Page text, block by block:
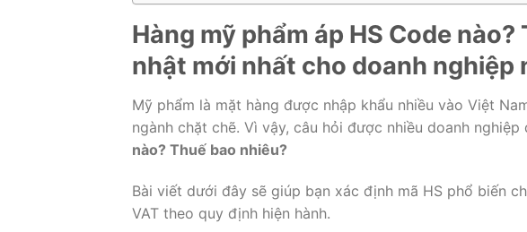
Hàng mỹ phẩm áp HS Code
nhật mới nhất cho doanh nghiệp
Mỹ phẩm là mặt hàng được nhập khẩu nhiều vào Việt
ngành chặt chẽ. Vì vậy, câu hỏi được nhiều doanh nghiệp
nào? Thuế bao nhiêu?
Bài viết dưới đây sẽ giúp bạn xác định mã HS phổ biến
VAT theo quy định hiện hành.